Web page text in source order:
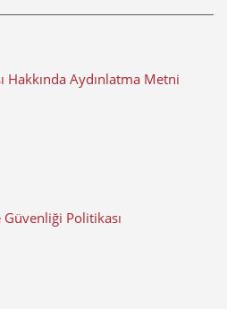
Hakkında Aydınlatma Metni
Güvenliği Politikası